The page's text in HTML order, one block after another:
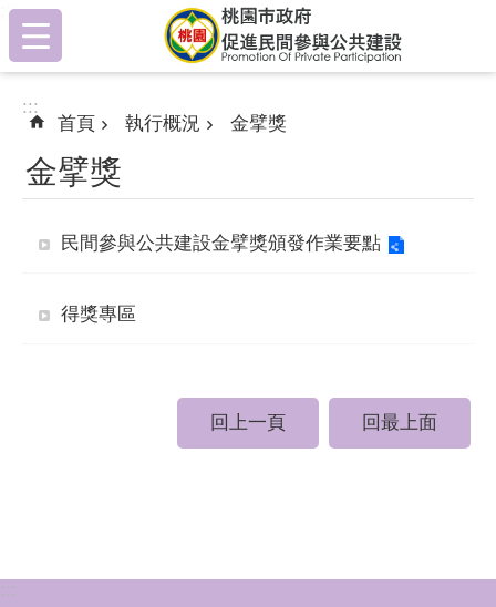
跳到主要內容區塊
:::
:::
首頁 執行概況 金擘獎
金擘獎
民間參與公共建設金擘獎頒發作業要點
得獎專區
回上一頁 回最上面
:::